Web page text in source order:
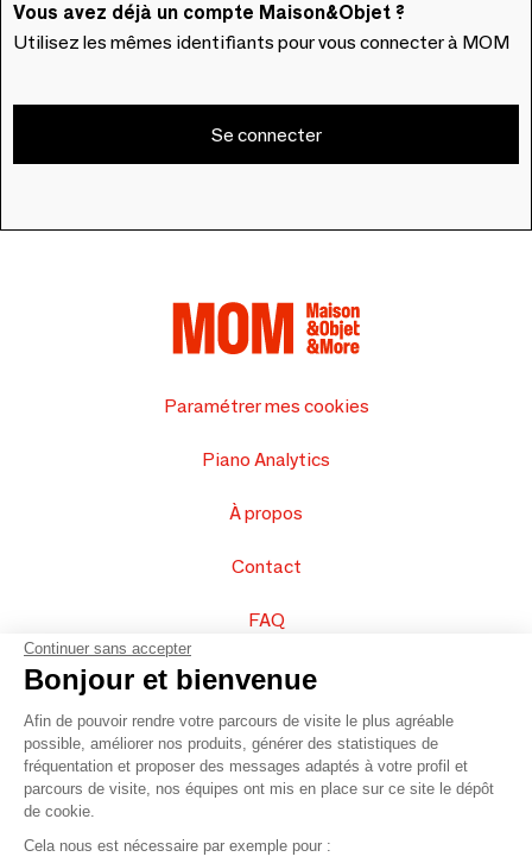
Vous avez déjà un compte Maison&Objet ?
Utilisez les mêmes identifiants pour vous connecter à MOM
Se connecter
Paramétrer mes cookies
Piano Analytics
À propos
Contact
FAQ
Vendez vos produits
Plan du site
© 2016 –Organisation SAFI
Continuer sans accepter
Bonjour et bienvenue
Afin de pouvoir rendre votre parcours de visite le plus agréable
possible, améliorer nos produits, générer des statistiques de
fréquentation et proposer des messages adaptés à votre profil et
parcours de visite, nos équipes ont mis en place sur ce site le dépôt
de cookie.
Cela nous est nécessaire par exemple pour :